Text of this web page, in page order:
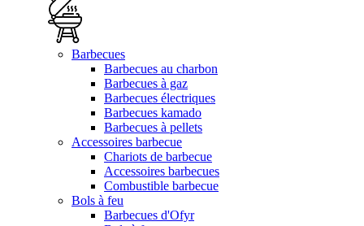
Barbecues
Barbecues au charbon
Barbecues à gaz
Barbecues électriques
Barbecues kamado
Barbecues à pellets
Accessoires barbecue
Chariots de barbecue
Accessoires barbecues
Combustible barbecue
Bols à feu
Barbecues d'Ofyr